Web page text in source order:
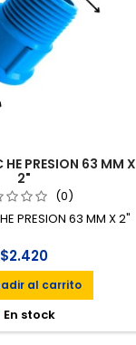
HE PRESION 63 MM X
2"
(0)
PRESION 63 MM X 2"
$2.420
al carrito
En stock